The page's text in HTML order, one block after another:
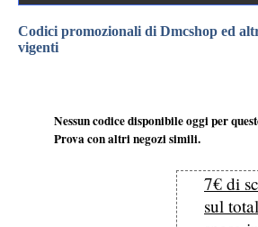
Codici promozionali di Dmcshop ed
vigenti
Nessun codice disponibile oggi per
Prova con altri negozi simili.
7€ di
sul